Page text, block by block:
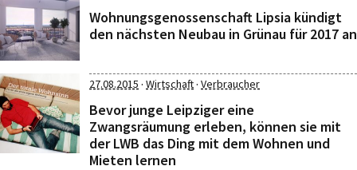
Wohnungsgenossenschaft Lipsia kündigt
den nächsten Neubau in Grünau für 2017 an
27.08.2015 · Wirtschaft· Verbraucher
Bevor junge Leipziger eine
Zwangsräumung erleben, können sie mit
der LWB das Ding mit dem Wohnen und
Mieten lernen